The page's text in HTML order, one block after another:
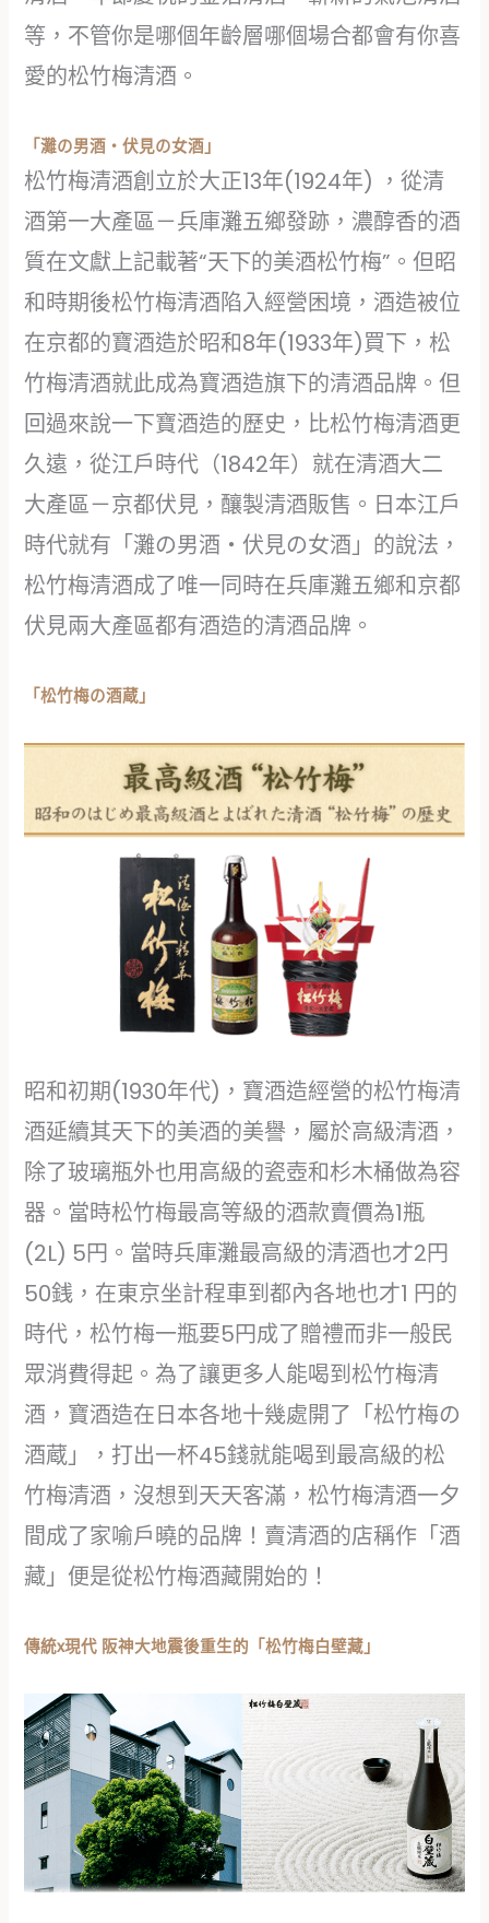
等，不管你是哪個年齡層哪個場合都會有你喜
愛的松竹梅清酒。
「灘の男酒・伏見の女酒」
松竹梅清酒創立於大正13年(1924年) ，從清
酒第一大產區－兵庫灘五鄉發跡，濃醇香的酒
質在文獻上記載著“天下的美酒松竹梅”。但昭
和時期後松竹梅清酒陷入經營困境，酒造被位
在京都的寶酒造於昭和8年(1933年)買下，松
竹梅清酒就此成為寶酒造旗下的清酒品牌。但
回過來說一下寶酒造的歷史，比松竹梅清酒更
久遠，從江戶時代（1842年）就在清酒大二
大產區－京都伏見，釀製清酒販售。日本江戶
時代就有「灘の男酒・伏見の女酒」的說法，
松竹梅清酒成了唯一同時在兵庫灘五鄉和京都
伏見兩大產區都有酒造的清酒品牌。
「松竹梅の酒蔵」
昭和初期(1930年代)，寶酒造經營的松竹梅清
酒延續其天下的美酒的美譽，屬於高級清酒，
除了玻璃瓶外也用高級的瓷壺和杉木桶做為容
器。當時松竹梅最高等級的酒款賣價為1瓶
(2L) 5円。當時兵庫灘最高級的清酒也才2円
50銭，在東京坐計程車到都內各地也才1 円的
時代，松竹梅一瓶要5円成了贈禮而非一般民
眾消費得起。為了讓更多人能喝到松竹梅清
酒，寶酒造在日本各地十幾處開了「松竹梅の
酒蔵」，打出一杯45錢就能喝到最高級的松
竹梅清酒，沒想到天天客滿，松竹梅清酒一夕
間成了家喻戶曉的品牌！賣清酒的店稱作「酒
藏」便是從松竹梅酒藏開始的！
傳統x現代 阪神大地震後重生的「松竹梅白壁藏」